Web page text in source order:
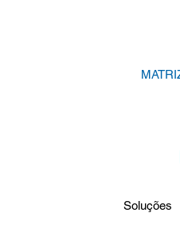
Soluções